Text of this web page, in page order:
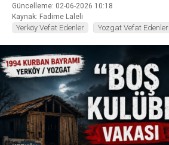
Güncelleme: 02-06-2026 10:18
Kaynak: Fadime Laleli
Yerköy Vefat Edenler Yozgat Vefat Edenler